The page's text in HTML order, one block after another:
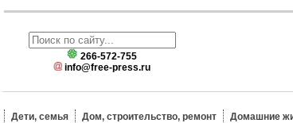
266-572-755
info@free-press.ru
Дети, семья Дом, строительство, ремонт Домашние